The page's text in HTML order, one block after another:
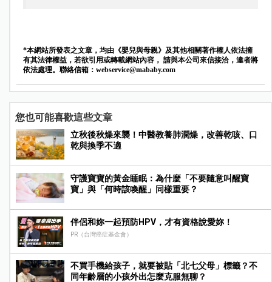
*本網站所發表之文章，均由《嬰兒與母親》及其他相關著作權人依法擁
有其法律權益，若欲引用或轉載網站內容， 請與本公司來信接洽，違者將
依法處理。聯絡信箱： webservice@mababy.com
您也可能喜歡這些文章
立秋後秋燥來襲！中醫教養肺潤燥，改善乾咳、口
乾與換季不適
守護寶寶的黃金睡眠：為什麼「不要隨意叫醒寶
寶」與「何時該喚醒」同樣重要？
伴侶和妳一起預防HPV，才有資格說愛妳！
PR（台灣癌症基金會）
不買手機給孩子，就要被貼「北七父母」標籤？不
同年齡層的小孩外出怎麼克服無聊？